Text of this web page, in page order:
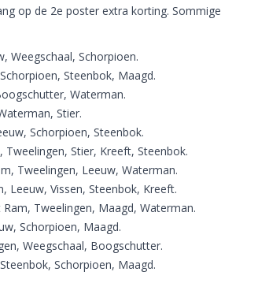
op de 2e poster extra korting. Sommige
Weegschaal, Schorpioen.
Steenbok, Maagd.
Waterman.
Stier.
Schorpioen, Steenbok.
Stier, Kreeft, Steenbok.
Tweelingen, Leeuw, Waterman.
Vissen, Steenbok, Kreeft.
Tweelingen, Maagd, Waterman.
Schorpioen, Maagd.
Weegschaal, Boogschutter.
Schorpioen, Maagd.